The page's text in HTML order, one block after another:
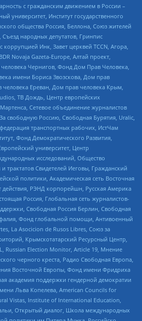
с гражданским движением в России –
университет, Институт государственного
общества Россия, Беллона, Союз жителей
народных депутатов, Гринпис
Инк, Завет церквей TCCN, Агора,
Novaja Gazeta-Europe, Алтай проект,
Чернигов, Фонд Дом Прав Человека,
имени Бориса Звозскова, Дом прав
Ереван, Дом прав человека Крым,
ТВ Дождь, Центр европейских
Сетевое объединение журналистов
свободную Россию, Свободная Бурятия, Uralic,
транспортных рабочих, ИстЧам
Фонд Демократического Развития,
университет, Центр
исследований, Общество
Свидетелей Иеговы, Гражданский
политики, Академическая сеть Восточная
действия, РЭНД корпорейшн, Русская Америка
Россия, Глобальная сеть журналистов-
Свободная Россия Берлин, Свободная
Фонд глобальной помощи, Антивоенный
La Asocicion de Rusos Libres, Союз за
Крымскотатарский Ресурсный Центр,
Russian Election Monitor, Article 19, Мнение
черного креста, Радио Свободная Европа,
Восточной Европы, Фонд имени Фридриха
академия поддержки гендерной демократии
Льва Копелева, American Councils for
Vistas, Institute of International Education,
Открытый диалог, Школа международных